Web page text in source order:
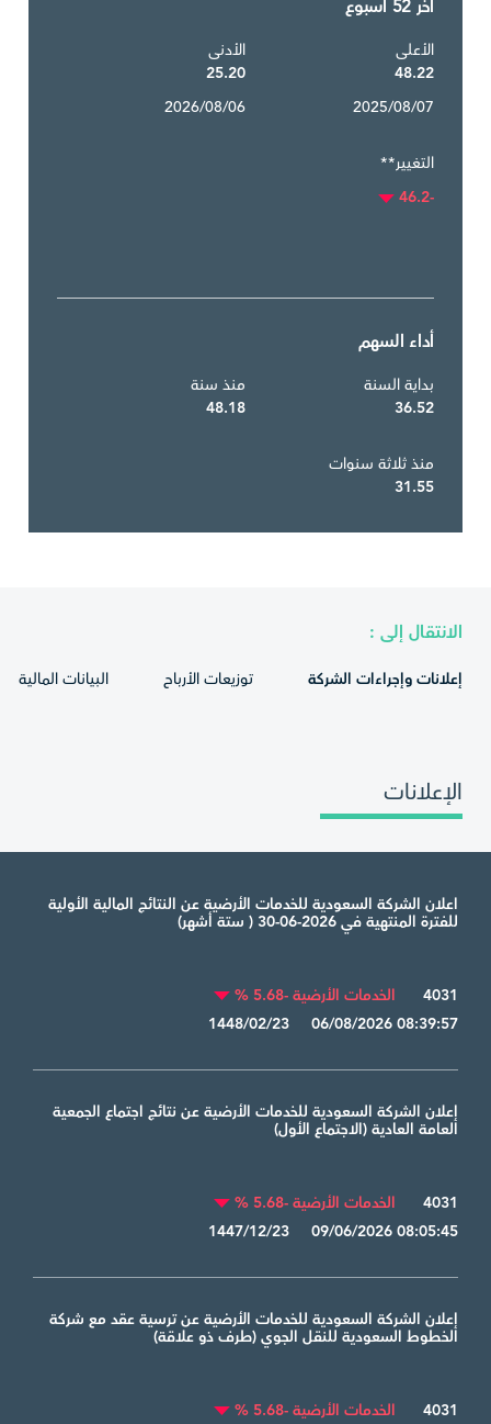
آخر 52 أسبوع
الأعلى
48.22
2025/08/07
الأدنى
25.20
2026/08/06
التغيير**
-46.2
أداء السهم
بداية السنة
36.52
منذ سنة
48.18
منذ ثلاثة سنوات
31.55
الانتقال إلى :
إعلانات وإجراءات الشركة توزيعات الأرباح البيانات المالية
الإعلانات
اعلان الشركة السعودية للخدمات الأرضية عن النتائج المالية الأولية
للفترة المنتهية في 2026-06-30 ( ستة أشهر)
4031
الخدمات الأرضية -5.68 %
1448/02/23 06/08/2026 08:39:57
إعلان الشركة السعودية للخدمات الأرضية عن نتائج اجتماع الجمعية
العامة العادية (الاجتماع الأول)
4031
الخدمات الأرضية -5.68 %
1447/12/23 09/06/2026 08:05:45
إعلان الشركة السعودية للخدمات الأرضية عن ترسية عقد مع شركة
الخطوط السعودية للنقل الجوي (طرف ذو علاقة)
4031
الخدمات الأرضية -5.68 %